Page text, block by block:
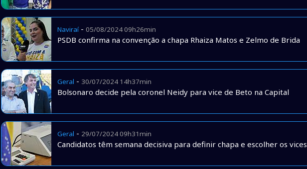
Naviraí- 05/08/2024 09h26min
PSDB confirma na convenção a chapa Rhaiza Matos e Zelmo de Brida
Geral - 30/07/2024 14h37min
Bolsonaro decide pela coronel Neidy para vice de Beto na Capital
Geral - 29/07/2024 09h31min
Candidatos têm semana decisiva para definir chapa e escolher os vices